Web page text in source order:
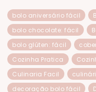
bolo aniversário fácil
bolo chocolate: fácil
bolo glúten: fácil
Cozinha Pratica
Culinaria Facil
decoração bolo fácil